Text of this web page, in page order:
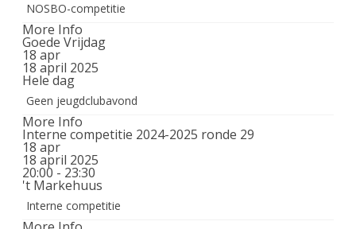
NOSBO-competitie
More Info
Goede Vrijdag
18 apr
18 april 2025
Hele dag
Geen jeugdclubavond
More Info
Interne competitie 2024-2025 ronde 29
18 apr
18 april 2025
20:00 - 23:30
't Markehuus
Interne competitie